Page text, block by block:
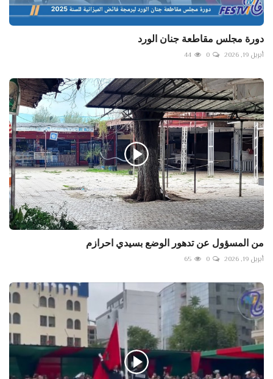
دورة مجلس مقاطعة جنان الورد
أبريل 19, 2026 0
44
من المسؤول عن تدهور الوضع بسيدي احرازم
أبريل 19, 2026 0
65